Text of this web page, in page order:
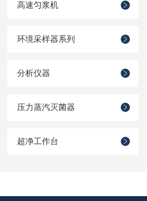
高速匀浆机
环境采样器系列
分析仪器
压力蒸汽灭菌器
超净工作台